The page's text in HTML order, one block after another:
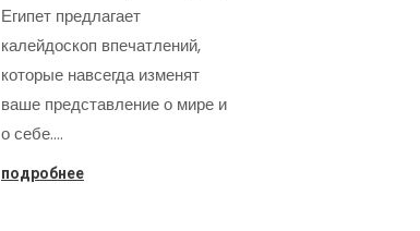
Египет предлагает
калейдоскоп впечатлений,
которые навсегда изменят
ваше представление о мире и
о себе.…
подробнее